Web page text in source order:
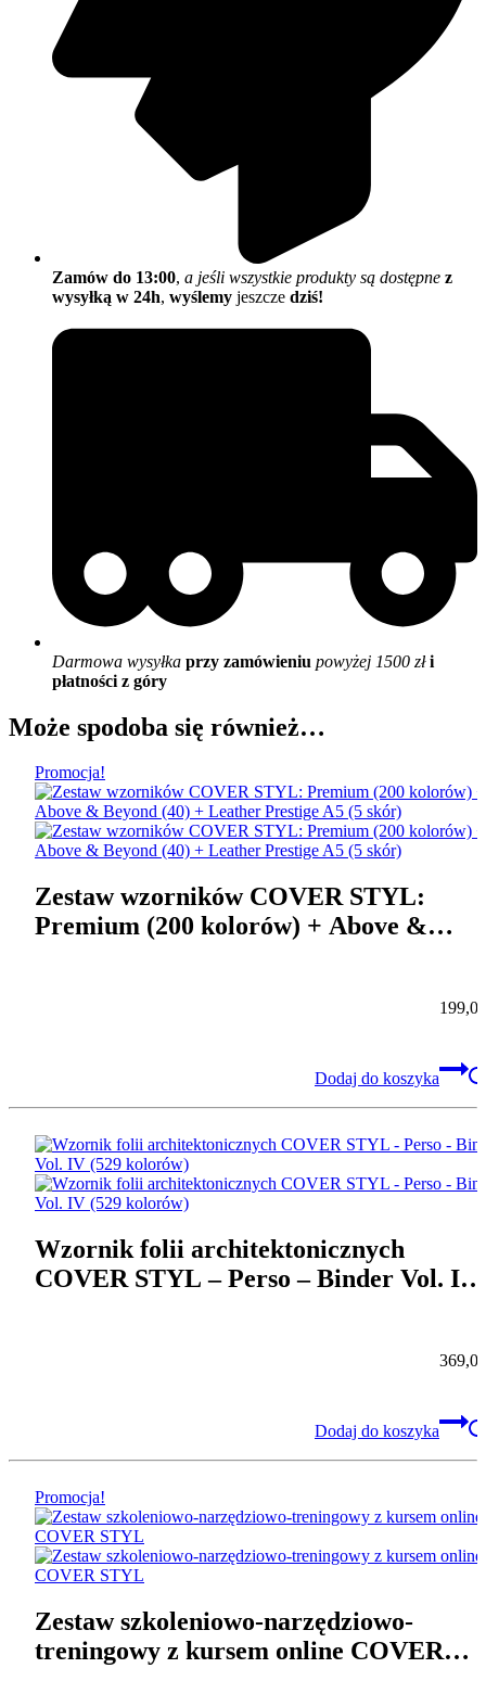
Zamów do 13:00, a jeśli wszystkie produkty są dostępne z
wysyłką w 24h, wyślemy jeszcze dziś!
Darmowa wysyłka przy zamówieniu powyżej 1500 złi
płatności z góry
Może spodoba się również…
Promocja!
Zestaw wzorników COVER STYL:
Premium (200 kolorów) + Above &
Dodaj do koszyka
Wzornik folii architektonicznych
COVER STYL – Perso – Binder Vol. IV
Dodaj do koszyka
Promocja!
Zestaw szkoleniowo-narzędziowo-
treningowy z kursem online COVER